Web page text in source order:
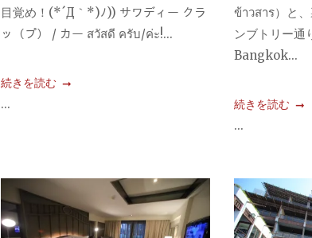
目覚め！(*´Д｀*)ﾉ)) サワディー クラ
ッ（プ） / カー สวัสดี ครับ/ค่ะ!...
続きを読む
...
ข้าวสาร）と
ンブトリー
Bangkok...
続きを読む
...